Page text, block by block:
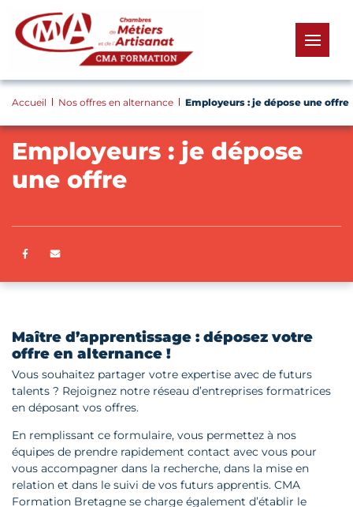
menu
Accueil Nos offres en alternance Employeurs : je dépose une offre
Employeurs : je dépose
une offre
Partager sur Facebook
Maître d’apprentissage : déposez votre
offre en alternance !
Vous souhaitez partager votre expertise avec de futurs
talents ? Rejoignez notre réseau d’entreprises formatrices
en déposant vos offres.
En remplissant ce formulaire, vous permettez à nos
équipes de prendre rapidement contact avec vous pour
vous accompagner dans la recherche, dans la mise en
relation et dans le suivi de vos futurs apprentis. CMA
Formation Bretagne se charge également d’établir le